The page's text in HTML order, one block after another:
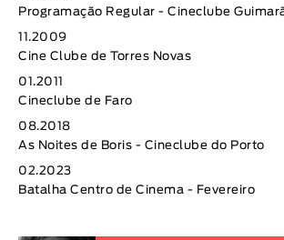
Programação Regular - Cineclube
11.2009
Cine Clube de Torres Novas
01.2011
Cineclube de Faro
08.2018
As Noites de Boris - Cineclube do Porto
02.2023
Batalha Centro de Cinema - Fevereiro